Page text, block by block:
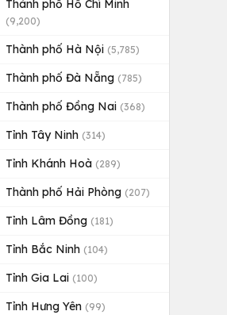
Thành phố Hồ Chí Minh
(9,200)
Thành phố Hà Nội (5,785)
Thành phố Đà Nẵng (785)
Thành phố Đồng Nai (368)
Tỉnh Tây Ninh (314)
Tỉnh Khánh Hoà (289)
Thành phố Hải Phòng (207)
Tỉnh Lâm Đồng (181)
Tỉnh Bắc Ninh (104)
Tỉnh Gia Lai (100)
Tỉnh Hưng Yên (99)